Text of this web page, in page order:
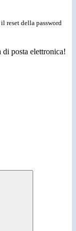
reset della password
posta elettronica!